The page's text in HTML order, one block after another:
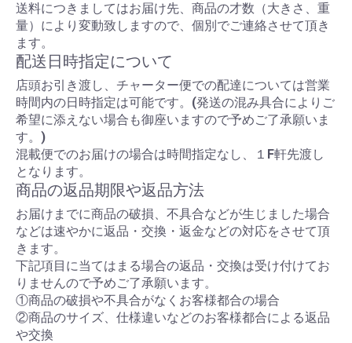
送料につきましてはお届け先、商品の才数（大きさ、重
量）により変動致しますので、個別でご連絡させて頂き
ます。
配送日時指定について
店頭お引き渡し、チャーター便での配達については営業
時間内の日時指定は可能です。(発送の混み具合によりご
希望に添えない場合も御座いますので予めご了承願いま
す。)
混載便でのお届けの場合は時間指定なし、１F軒先渡し
となります。
商品の返品期限や返品方法
お届けまでに商品の破損、不具合などが生じました場合
などは速やかに返品・交換・返金などの対応をさせて頂
きます。
下記項目に当てはまる場合の返品・交換は受け付けてお
りませんので予めご了承願います。
①商品の破損や不具合がなくお客様都合の場合
②商品のサイズ、仕様違いなどのお客様都合による返品
や交換